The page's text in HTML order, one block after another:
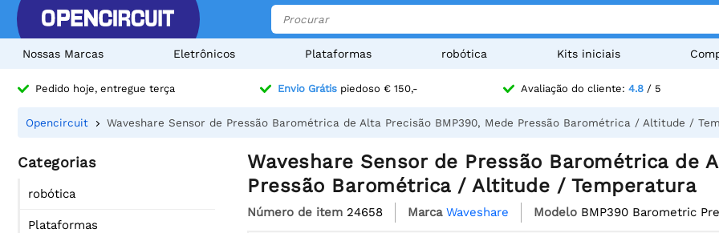
Nossas Marcas Eletrônicos Plataformas robótica Kits iniciais
Pedido hoje, entregue terça Envio Grátispiedoso € 150,- Avaliação do cliente: 4.8/ 5
Opencircuit Waveshare Sensor de Pressão Barométrica de Alta Precisão BMP390, Mede Pressão Barométrica / Altitude /
Categorias
robótica
Plataformas
Waveshare Sensor de Pressão Barométrica de
Pressão Barométrica / Altitude / Temperatura
Número de item 24658 Marca Waveshare Modelo BMP390 Barometric